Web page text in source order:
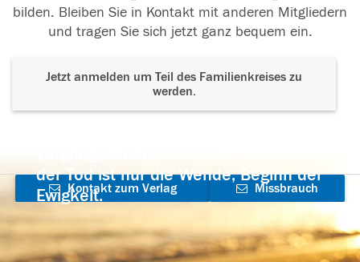
bilden. Bleiben Sie in Kontakt mit anderen Mitgliedern
und tragen Sie sich jetzt ganz bequem ein.
Jetzt anmelden um Teil des Familienkreises zu
werden.
der Tod ist nur die Wende, Beginn der
Ewigkeit.
Kontakt zum Verlag
aufnehmen
Missbrauch